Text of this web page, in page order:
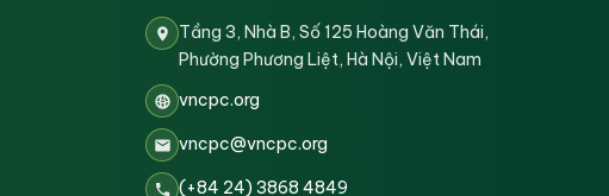
Tầng 3, Nhà B, Số 125 Hoàng Văn Thái,
Phường Phương Liệt, Hà Nội, Việt Nam
vncpc.org
vncpc@vncpc.org
(+84 24) 3868 4849